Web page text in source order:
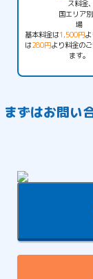
基本料金は1,500円
は280円より料金の
ます。
まずはお問い